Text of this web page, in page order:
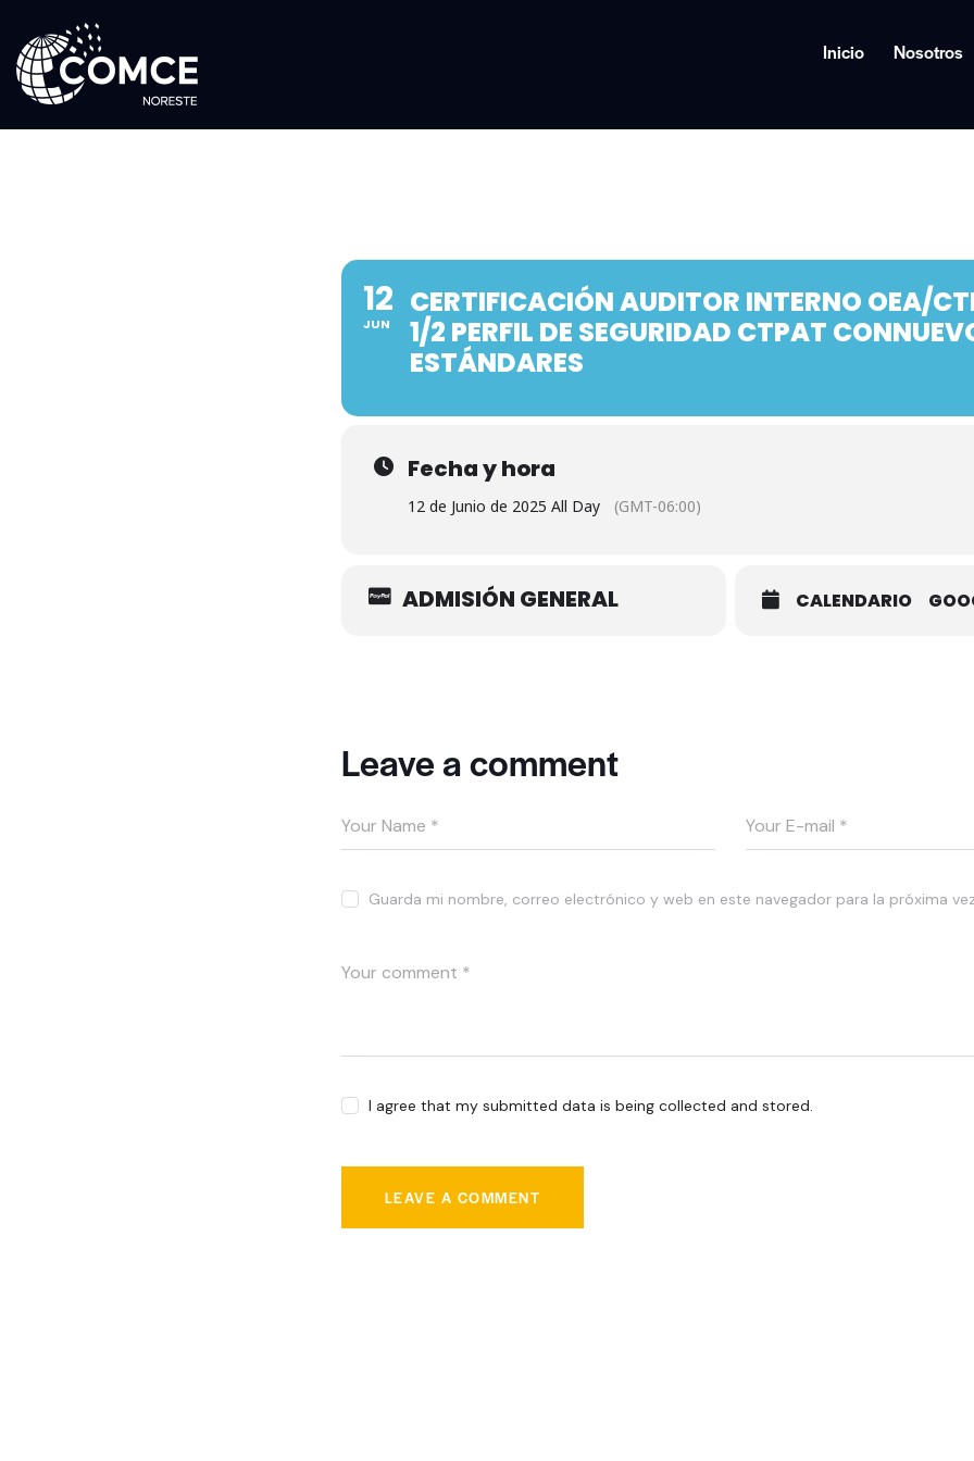
Inicio Nosotros
12
JUN
CERTIFICACIÓN AUDITOR INTERNO OEA/
1/2 PERFIL DE SEGURIDAD CTPAT
ESTÁNDARES
Fecha y hora
12 de Junio de 2025 All Day (GMT-06:00)
ADMISIÓN GENERAL CALENDARIO
Leave a comment
Guarda mi nombre, correo electrónico y web en este navegador para la próxima
I agree that my submitted data is being collected and stored.